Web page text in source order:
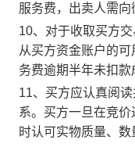
服务费，出卖人需
10、对于收取买方
从买方资金账户的
务费逾期半年未扣
11、买方应认真阅
系。买方一旦在竞
时认可实物质量、